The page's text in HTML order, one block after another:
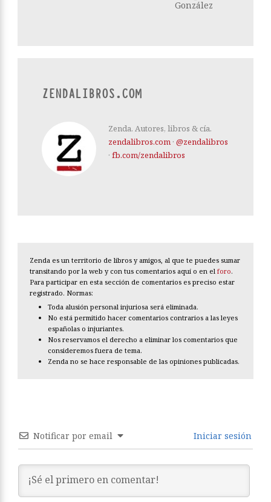
González
ZENDALIBROS.COM
Zenda. Autores, libros & cía.
zendalibros.com · @zendalibros
· fb.com/zendalibros
Zenda es un territorio de libros y amigos, al que te puedes sumar
transitando por la web y con tus comentarios aquí o en el foro.
Para participar en esta sección de comentarios es preciso estar
registrado. Normas:
Toda alusión personal injuriosa será eliminada.
No está permitido hacer comentarios contrarios a las leyes
españolas o injuriantes.
Nos reservamos el derecho a eliminar los comentarios que
consideremos fuera de tema.
Zenda no se hace responsable de las opiniones publicadas.
Notificar por email Iniciar sesión